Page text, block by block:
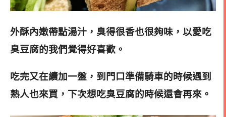
外酥內嫩帶點湯汁，臭得很香也很夠味，以愛吃
臭豆腐的我們覺得好喜歡。
吃完又在續加一盤，到門口準備騎車的時候遇到
熟人也來買，下次想吃臭豆腐的時候還會再來。